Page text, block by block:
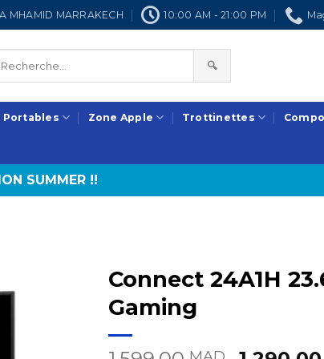
MHAMID MARRAKECH 10:00 AM - 21:00 PM
🔍
Portables Zone Apple Trottinettes
SUMMER !!
Connect 24A1H
Gaming